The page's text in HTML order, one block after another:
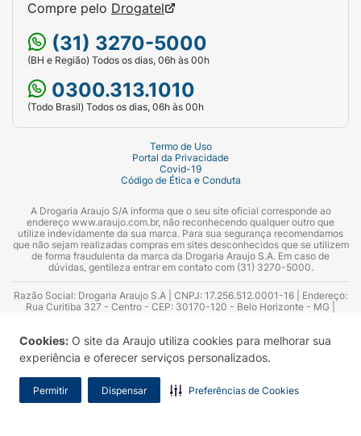
Cookies: O site da Araujo utiliza cookies para melhorar sua
experiência e oferecer serviços personalizados.
Permitir Dispensar Preferências de Cookies
Compre pelo Drogatel
(31) 3270-5000
(BH e Região) Todos os dias, 06h às 00h
0300.313.1010
(Todo Brasil) Todos os dias, 06h às 00h
Termo de Uso
Portal da Privacidade
Covid-19
Código de Ética e Conduta
A Drogaria Araujo S/A informa que o seu site oficial corresponde ao
endereço www.araujo.com.br, não reconhecendo qualquer outro que
utilize indevidamente da sua marca. Para sua segurança recomendamos
que não sejam realizadas compras em sites desconhecidos que se utilizem
de forma fraudulenta da marca da Drogaria Araujo S.A. Em caso de
dúvidas, gentileza entrar em contato com (31) 3270-5000.
Razão Social: Drogaria Araujo S.A | CNPJ: 17.256.512.0001-16 | Endereço:
Rua Curitiba 327 - Centro - CEP: 30170-120 - Belo Horizonte - MG |
Azevedo Guimarães – CRF 10.965 | Yasmin Silva Alvarenga – CRF 52.584 -
Consultor substituto: Thiago Aguiar Pinheiro - CRF Nº 13.748. Alvará
Sanitário: 2025020713 | Autorização de Funcionamento da Empresa (AFE):